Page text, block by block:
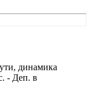
динамика
- Деп. в